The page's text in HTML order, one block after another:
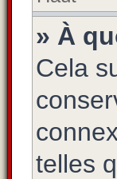
» À
Cela
telles